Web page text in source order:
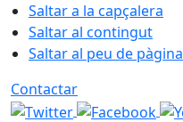
Saltar a la capçalera
Saltar al contingut
Saltar al peu de pàgina
Contactar